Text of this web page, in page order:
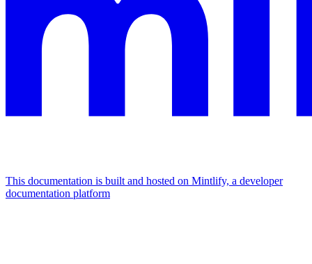
This documentation is built and hosted on Mintlify, a developer
documentation platform